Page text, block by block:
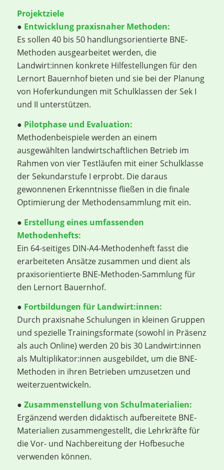
Projektziele
● Entwicklung praxisnaher Methoden:
Es sollen 40 bis 50 handlungsorientierte BNE-
Methoden ausgearbeitet werden, die
Landwirt:innen konkrete Hilfestellungen für den
Lernort Bauernhof bieten und sie bei der Planung
von Hoferkundungen mit Schulklassen der Sek I
und II unterstützen.
● Pilotphase und Evaluation:
Methodenbeispiele werden an einem
ausgewählten landwirtschaftlichen Betrieb im
Rahmen von vier Testläufen mit einer Schulklasse
der Sekundarstufe I erprobt. Die daraus
gewonnenen Erkenntnisse fließen in die finale
Optimierung der Methodensammlung mit ein.
● Erstellung eines umfassenden
Methodenhefts:
Ein 64-seitiges DIN-A4-Methodenheft fasst die
erarbeiteten Ansätze zusammen und dient als
praxisorientierte BNE-Methoden-Sammlung für
den Lernort Bauernhof.
● Fortbildungen für Landwirt:innen:
Durch praxisnahe Schulungen in kleinen Gruppen
und spezielle Trainingsformate (sowohl in Präsenz
als auch Online) werden 20 bis 30 Landwirt:innen
als Multiplikator:innen ausgebildet, um die BNE-
Methoden in ihren Betrieben umzusetzen und
weiterzuentwickeln.
● Zusammenstellung von Schulmaterialien:
Ergänzend werden didaktisch aufbereitete BNE-
Materialien zusammengestellt, die Lehrkräfte für
die Vor- und Nachbereitung der Hofbesuche
verwenden können.